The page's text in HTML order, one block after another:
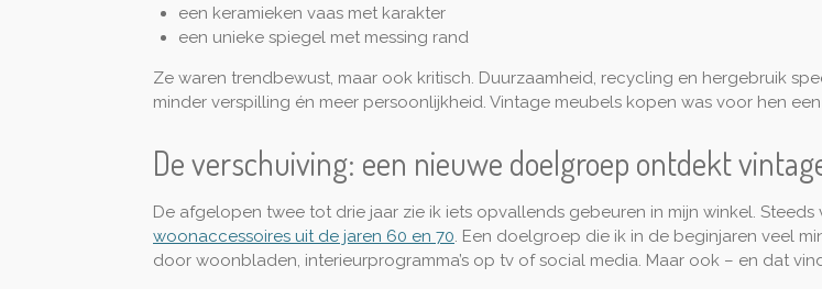
een keramieken vaas met karakter
een unieke spiegel met messing rand
Ze waren trendbewust, maar ook kritisch. Duurzaamheid, recycling en hergebruik
minder verspilling én meer persoonlijkheid. Vintage meubels kopen was voor hen
De verschuiving: een nieuwe doelgroep ontdekt
De afgelopen twee tot drie jaar zie ik iets opvallends gebeuren in mijn winkel.
woonaccessoires uit de jaren 60 en 70. Een doelgroep die ik in de beginjaren veel
door woonbladen, interieurprogramma’s op tv of social media. Maar ook – en dat